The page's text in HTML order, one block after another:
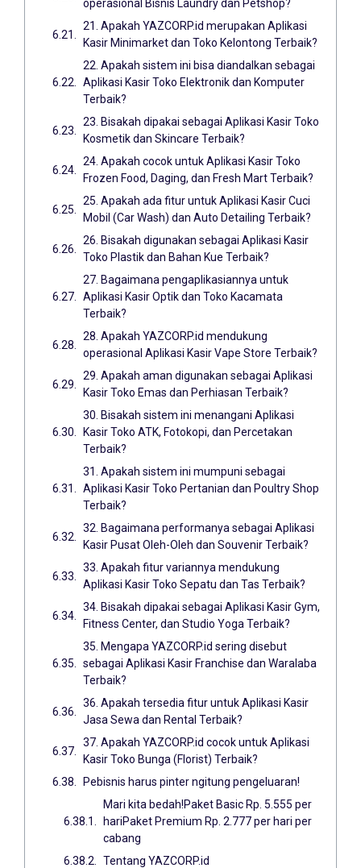
operasional Bisnis Laundry dan Petshop?
21. Apakah YAZCORP.id merupakan Aplikasi
Kasir Minimarket dan Toko Kelontong Terbaik?
22. Apakah sistem ini bisa diandalkan sebagai
Aplikasi Kasir Toko Elektronik dan Komputer
Terbaik?
23. Bisakah dipakai sebagai Aplikasi Kasir Toko
Kosmetik dan Skincare Terbaik?
24. Apakah cocok untuk Aplikasi Kasir Toko
Frozen Food, Daging, dan Fresh Mart Terbaik?
25. Apakah ada fitur untuk Aplikasi Kasir Cuci
Mobil (Car Wash) dan Auto Detailing Terbaik?
26. Bisakah digunakan sebagai Aplikasi Kasir
Toko Plastik dan Bahan Kue Terbaik?
27. Bagaimana pengaplikasiannya untuk
Aplikasi Kasir Optik dan Toko Kacamata
Terbaik?
28. Apakah YAZCORP.id mendukung
operasional Aplikasi Kasir Vape Store Terbaik?
29. Apakah aman digunakan sebagai Aplikasi
Kasir Toko Emas dan Perhiasan Terbaik?
30. Bisakah sistem ini menangani Aplikasi
Kasir Toko ATK, Fotokopi, dan Percetakan
Terbaik?
31. Apakah sistem ini mumpuni sebagai
Aplikasi Kasir Toko Pertanian dan Poultry Shop
Terbaik?
32. Bagaimana performanya sebagai Aplikasi
Kasir Pusat Oleh-Oleh dan Souvenir Terbaik?
33. Apakah fitur variannya mendukung
Aplikasi Kasir Toko Sepatu dan Tas Terbaik?
34. Bisakah dipakai sebagai Aplikasi Kasir Gym,
Fitness Center, dan Studio Yoga Terbaik?
35. Mengapa YAZCORP.id sering disebut
sebagai Aplikasi Kasir Franchise dan Waralaba
Terbaik?
36. Apakah tersedia fitur untuk Aplikasi Kasir
Jasa Sewa dan Rental Terbaik?
37. Apakah YAZCORP.id cocok untuk Aplikasi
Kasir Toko Bunga (Florist) Terbaik?
Pebisnis harus pinter ngitung pengeluaran!
Mari kita bedah!Paket Basic Rp. 5.555 per
hariPaket Premium Rp. 2.777 per hari per
cabang
Tentang YAZCORP.id